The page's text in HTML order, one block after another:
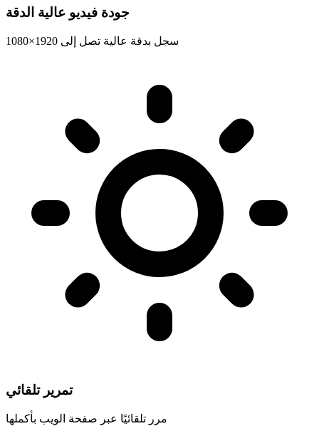
جودة فيديو عالية الدقة
سجل بدقة عالية تصل إلى 1920×1080
تمرير تلقائي
مرر تلقائيًا عبر صفحة الويب بأكملها